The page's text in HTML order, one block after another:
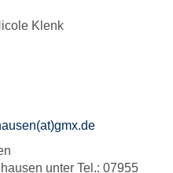
unter Tel.: 07955